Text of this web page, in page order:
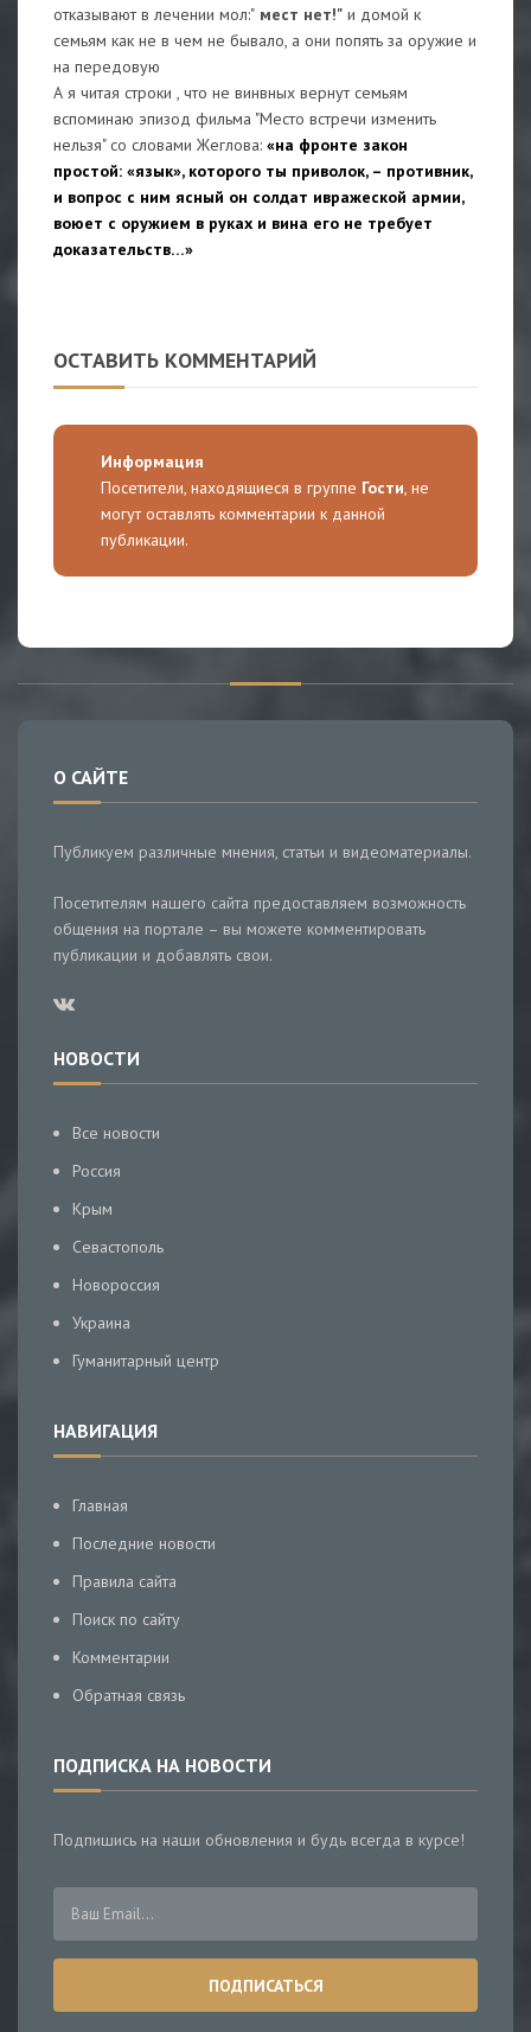
отказывают в лечении мол:" мест нет!" и домой к
семьям как не в чем не бывало, а они попять за оружие и
на передовую
А я читая строки , что не винвных вернут семьям
вспоминаю эпизод фильма "Место встречи изменить
нельзя" со словами Жеглова: «на фронте закон
простой: «язык», которого ты приволок, – противник,
и вопрос с ним ясный он солдат ивражеской армии,
воюет с оружием в руках и вина его не требует
доказательств…»
ОСТАВИТЬ КОММЕНТАРИЙ
Информация
Посетители, находящиеся в группе Гости, не
могут оставлять комментарии к данной
публикации.
О САЙТЕ
Публикуем различные мнения, статьи и видеоматериалы.
Посетителям нашего сайта предоставляем возможность
общения на портале – вы можете комментировать
публикации и добавлять свои.
НОВОСТИ
Все новости
Россия
Крым
Севастополь
Новороссия
Украина
Гуманитарный центр
НАВИГАЦИЯ
Главная
Последние новости
Правила сайта
Поиск по сайту
Комментарии
Обратная связь
ПОДПИСКА НА НОВОСТИ
Подпишись на наши обновления и будь всегда в курсе!